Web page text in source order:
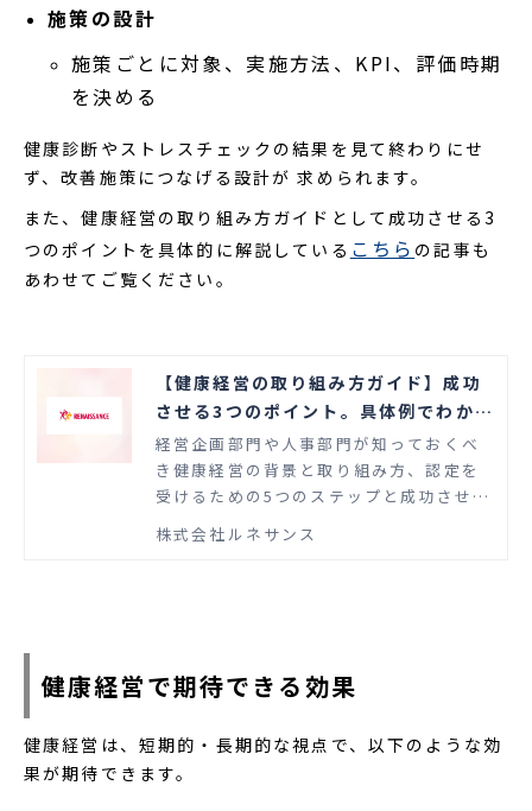
施策の設計
施策ごとに対象、実施方法、KPI、評価時期
を決める
健康診断やストレスチェックの結果を見て終わりにせ
ず、改善施策につなげる設計が 求められます。
また、健康経営の取り組み方ガイドとして成功させる3
つのポイントを具体的に解説している こちら の記事も
あわせてご覧ください。
【健康経営の取り組み方ガイド】成功
させる3つのポイント。具体例でわかり
やすく解説
経営企画部門や人事部門が知っておくべ
き健康経営の背景と取り組み方、認定を
受けるための5つのステップと成功させる
す。
株式会社ルネサンス
健康経営で期待できる効果
健康経営は、短期的・長期的な視点で、以下のような効
果が期待できます。